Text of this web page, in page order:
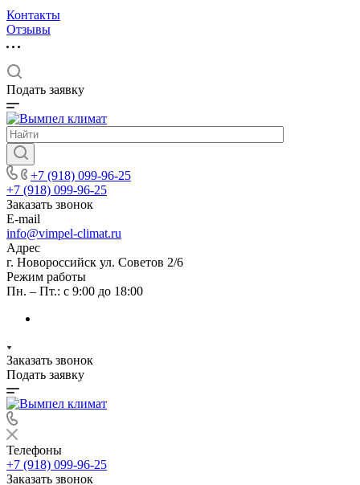
Контакты
Отзывы
Подать заявку
+7 (918) 099-96-25
+7 (918) 099-96-25
Заказать звонок
E-mail
info@vimpel-climat.ru
Адрес
г. Новороссийск ул. Советов 2/6
Режим работы
Пн. – Пт.: с 9:00 до 18:00
Заказать звонок
Подать заявку
Телефоны
+7 (918) 099-96-25
Заказать звонок